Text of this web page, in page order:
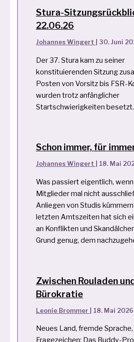
Stura-
22.06.26
Johannes Wingert 30. Juni
Der 37. Stura kam zu seiner
konstituierenden Sitzung
Posten von Vorsitz bis FSR-
wurden trotz anfänglicher
Startschwierigkeiten besetzt.
Schon immer, für
Johannes Wingert 18. Mai
Was passiert eigentlich,
Mitglieder mal nicht
Anliegen von Studis
letzten Amtszeiten hat sich
an Konflikten und
Grund genug, dem
Zwischen Rouladen
Bürokratie
Leonie Brommer 18. Mai 2026
Neues Land, fremde
Fragezeichen: Das Buddy-